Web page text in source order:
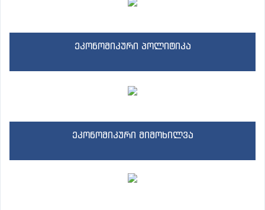
ეკონომიკური პოლიტიკა
ეკონომიკური მიმოხილვა